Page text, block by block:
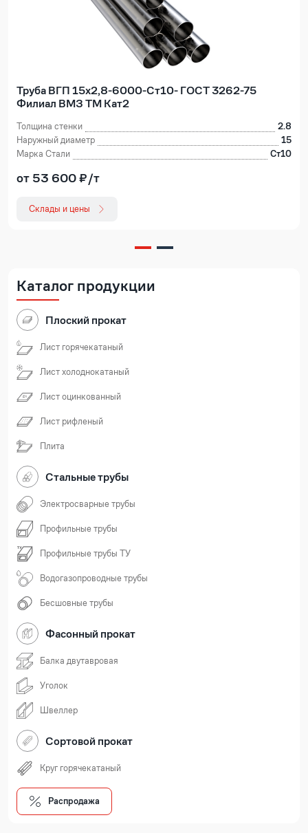
Труба ВГП 15х2,8-6000-Ст10- ГОСТ 3262-75
Филиал ВМЗ ТМ Кат2
Толщина стенки
2.8
Наружный диаметр
15
Марка Стали
Ст10
от 53 600 ₽/т
Склады и цены
Каталог продукции
Плоский прокат
Лист горячекатаный
Лист холоднокатаный
Лист оцинкованный
Лист рифленый
Плита
Стальные трубы
Электросварные трубы
Профильные трубы
Профильные трубы ТУ
Водогазопроводные трубы
Бесшовные трубы
Фасонный прокат
Балка двутавровая
Уголок
Швеллер
Сортовой прокат
Круг горячекатаный
Распродажа